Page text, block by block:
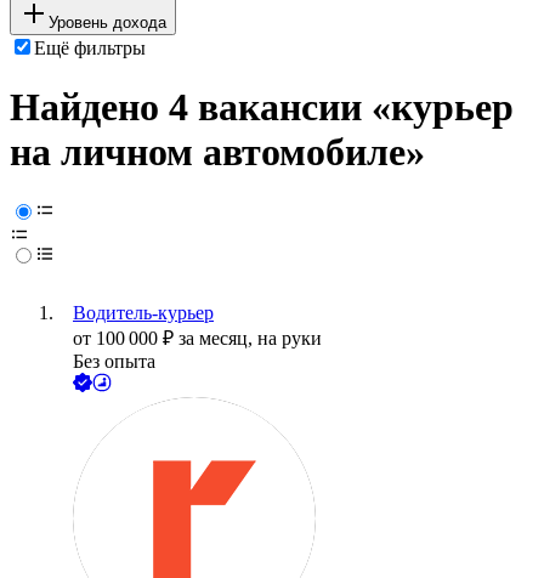
Уровень дохода
Ещё фильтры
Найдено 4 вакансии «курьер
на личном автомобиле»
Водитель-курьер
от 100 000 ₽ за месяц, на руки
Без опыта